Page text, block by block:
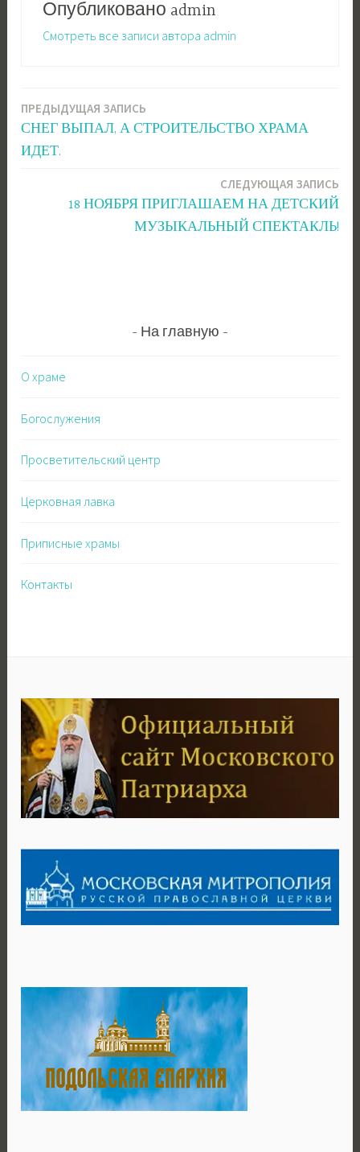
Опубликовано admin
Смотреть все записи автора admin
Навигация
по
ПРЕДЫДУЩАЯ ЗАПИСЬ
СНЕГ ВЫПАЛ, А СТРОИТЕЛЬСТВО ХРАМА
ИДЕТ.
СЛЕДУЮЩАЯ ЗАПИСЬ
18 НОЯБРЯ ПРИГЛАШАЕМ НА ДЕТСКИЙ
МУЗЫКАЛЬНЫЙ СПЕКТАКЛЬ!
На главную
О храме
Богослужения
Просветительский центр
Церковная лавка
Приписные храмы
Контакты